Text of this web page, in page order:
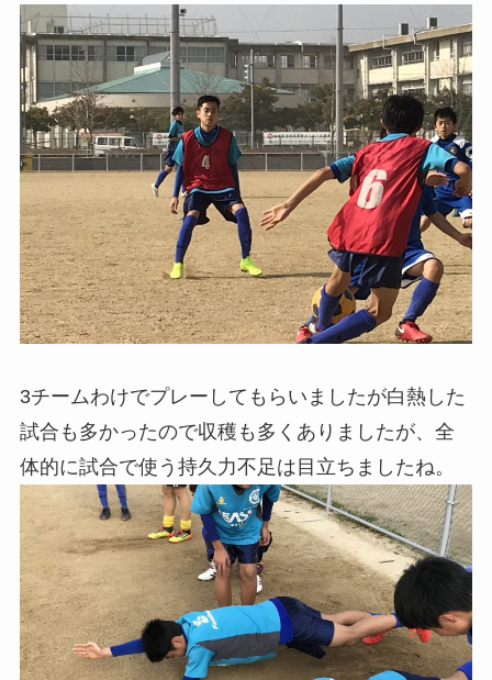
3チームわけでプレーしてもらいましたが白熱した
試合も多かったので収穫も多くありましたが、全
体的に試合で使う持久力不足は目立ちましたね。